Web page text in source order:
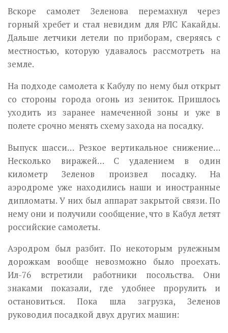
Вскоре самолет Зеленова перемахнул через
горный хребет и стал невидим для РЛС Какайды.
Дальше летчики летели по приборам, сверяясь с
местностью, которую удавалось рассмотреть на
земле.
На подходе самолета к Кабулу по нему был открыт
со стороны города огонь из зениток. Пришлось
уходить из заранее намеченной зоны и уже в
полете срочно менять схему захода на посадку.
Выпуск шасси… Резкое вертикальное снижение…
Несколько виражей… С удалением в один
километр Зеленов произвел посадку. На
аэродроме уже находились наши и иностранные
дипломаты. У них был аппарат закрытой связи. По
нему они и получили сообщение, что в Кабул летят
российские самолеты.
Аэродром был разбит. По некоторым рулежным
дорожкам вообще невозможно было проехать.
Ил-76 встретили работники посольства. Они
знаками показали, где удобнее прорулить и
остановиться. Пока шла загрузка, Зеленов
руководил посадкой двух других машин: